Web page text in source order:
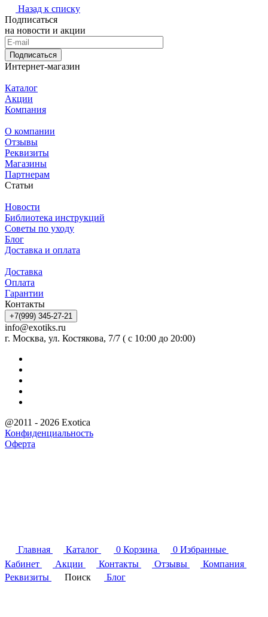
Назад к списку
Подписаться
на новости и акции
Подписаться
Интернет-магазин
Каталог
Акции
Компания
О компании
Отзывы
Реквизиты
Магазины
Партнерам
Статьи
Новости
Библиотека инструкций
Советы по уходу
Блог
Доставка и оплата
Доставка
Оплата
Гарантии
Контакты
+7(999) 345-27-21
info@exotiks.ru
г. Москва, ул. Костякова, 7/7 ( с 10:00 до 20:00)
@2011 - 2026 Exotica
Конфиденциальность
Оферта
Главная Каталог 0 Корзина 0 Избранные
Кабинет
Акции Контакты Отзывы
Компания
Реквизиты
Поиск Блог